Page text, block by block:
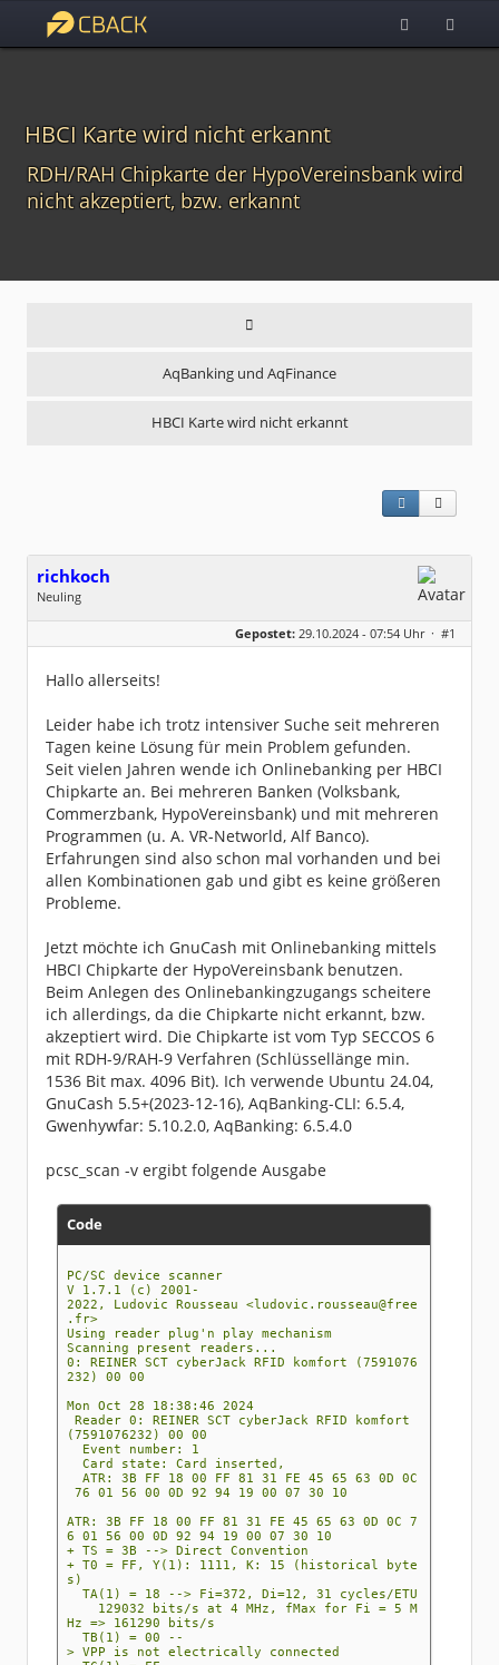
HBCI Karte wird nicht erkannt
RDH/RAH Chipkarte der HypoVereinsbank wird
nicht akzeptiert, bzw. erkannt
AqBanking und AqFinance
HBCI Karte wird nicht erkannt
richkoch
Neuling
Geschlecht:
keine Angabe
Dabei seit:
10 / 2024
Gepostet: 29.10.2024 - 07:54 Uhr · #1
Hallo allerseits!
Leider habe ich trotz intensiver Suche seit mehreren
Tagen keine Lösung für mein Problem gefunden.
Seit vielen Jahren wende ich Onlinebanking per HBCI
Chipkarte an. Bei mehreren Banken (Volksbank,
Commerzbank, HypoVereinsbank) und mit mehreren
Programmen (u. A. VR-Networld, Alf Banco).
Erfahrungen sind also schon mal vorhanden und bei
allen Kombinationen gab und gibt es keine größeren
Probleme.
Jetzt möchte ich GnuCash mit Onlinebanking mittels
HBCI Chipkarte der HypoVereinsbank benutzen.
Beim Anlegen des Onlinebankingzugangs scheitere
ich allerdings, da die Chipkarte nicht erkannt, bzw.
akzeptiert wird. Die Chipkarte ist vom Typ SECCOS 6
mit RDH-9/RAH-9 Verfahren (Schlüssellänge min.
1536 Bit max. 4096 Bit). Ich verwende Ubuntu 24.04,
GnuCash 5.5+(2023-12-16), AqBanking-CLI: 6.5.4,
Gwenhywfar: 5.10.2.0, AqBanking: 6.5.4.0
pcsc_scan -v ergibt folgende Ausgabe
Code
PC/SC device scanner
V 1.7.1 (c) 2001-
2022, Ludovic Rousseau <ludovic.rousseau@free
.fr>
Using reader plug'n play mechanism
Scanning present readers...
0: REINER SCT cyberJack RFID komfort (7591076
232) 00 00
Mon Oct 28 18:38:46 2024
Reader 0: REINER SCT cyberJack RFID komfort
(7591076232) 00 00
Event number: 1
Card state: Card inserted,
ATR: 3B FF 18 00 FF 81 31 FE 45 65 63 0D 0C
76 01 56 00 0D 92 94 19 00 07 30 10
ATR: 3B FF 18 00 FF 81 31 FE 45 65 63 0D 0C 7
6 01 56 00 0D 92 94 19 00 07 30 10
+ TS = 3B --> Direct Convention
+ T0 = FF, Y(1): 1111, K: 15 (historical byte
s)
TA(1) = 18 --> Fi=372, Di=12, 31 cycles/ETU
129032 bits/s at 4 MHz, fMax for Fi = 5 M
Hz => 161290 bits/s
TB(1) = 00 --
> VPP is not electrically connected